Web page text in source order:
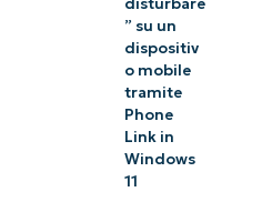
disturbare
” su un
dispositiv
o mobile
tramite
Phone
Link in
Windows
11